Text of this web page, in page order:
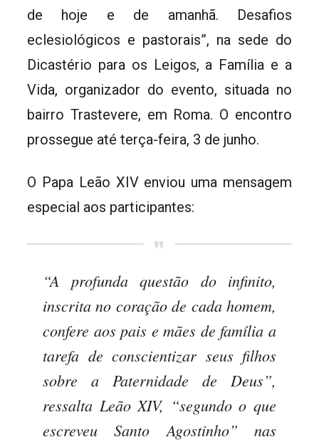
de hoje e de amanhã. Desafios
eclesiológicos e pastorais”, na sede do
Dicastério para os Leigos, a Família e a
Vida, organizador do evento, situada no
bairro Trastevere, em Roma. O encontro
prossegue até terça-feira, 3 de junho.
O Papa Leão XIV enviou uma mensagem
especial aos participantes:
“A profunda questão do infinito,
inscrita no coração de cada homem,
confere aos pais e mães de família a
tarefa de conscientizar seus filhos
sobre a Paternidade de Deus”,
ressalta Leão XIV, “segundo o que
escreveu Santo Agostinho” nas